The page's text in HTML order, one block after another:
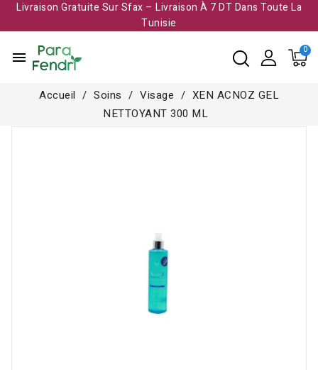
Livraison Gratuite Sur Sfax – Livraison À 7 DT Dans Toute La
Tunisie​
menu
Accueil Soins Visage
XEN ACNOZ GEL
NETTOYANT 300 ML